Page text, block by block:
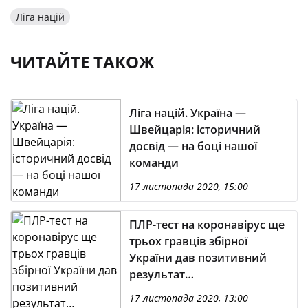
Ліга націй
ЧИТАЙТЕ ТАКОЖ
Ліга націй. Україна —
Швейцарія: історичний
досвід — на боці нашої
команди
17 листопада 2020, 15:00
ПЛР-тест на коронавірус ще
трьох гравців збірної
України дав позитивний
результат…
17 листопада 2020, 13:00